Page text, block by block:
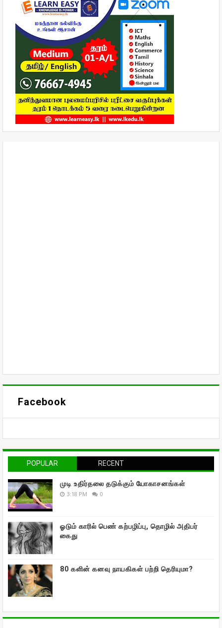
Facebook
POPULAR RECENT
முடி உதிர்தலை தடுக்கும் யோகாசனங்கள்
3:18 PM 0
ஓடும் காரில் பெண் கற்பழிப்பு, தொழில் அதிபர்
கைது
80 களின் கனவு நாயகிகள் பற்றி தெரியுமா?